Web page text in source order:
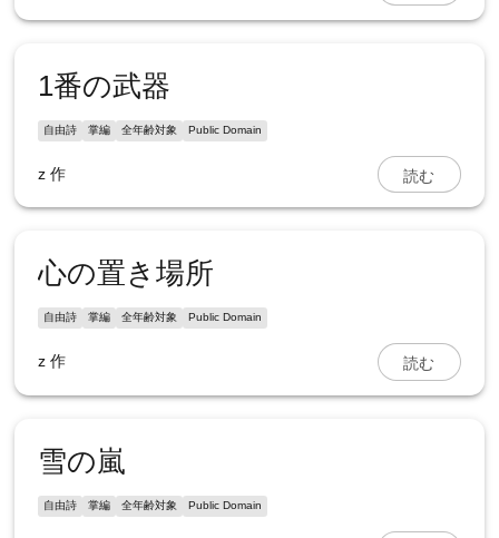
1番の武器
自由詩 掌編 全年齢対象 Public Domain
z 作 読む
心の置き場所
自由詩 掌編 全年齢対象 Public Domain
z 作 読む
雪の嵐
自由詩 掌編 全年齢対象 Public Domain